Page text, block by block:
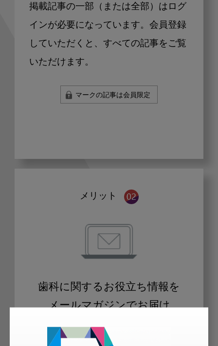
掲載記事の一部（または全部）はログ
インが必要になっています。会員登録
していただくと、すべての記事をご覧
いただけます。
マークの記事は会員限定
メリット
歯科に関するお役立ち情報を
メールマガジンでお届け